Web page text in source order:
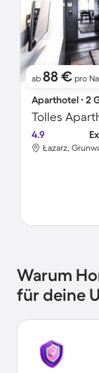
ab 88 € pro
Aparthotel ∙ 2
Tolles
4.9
Łazarz,
Warum
für deine